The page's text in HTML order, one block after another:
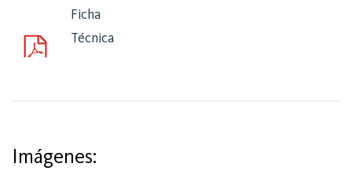
Ficha
Técnica
Imágenes: